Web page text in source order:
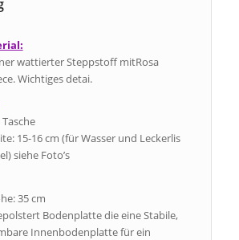
wattierter Steppstoff mitRosa
Wichtiges detai.
15-16 cm (für Wasser und Leckerlis
siehe Foto’s
35 cm
Bodenplatte die eine Stabile,
Innenbodenplatte für ein